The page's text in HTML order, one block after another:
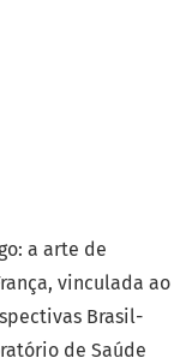
a arte de
vinculada ao
Brasil-
de Saúde